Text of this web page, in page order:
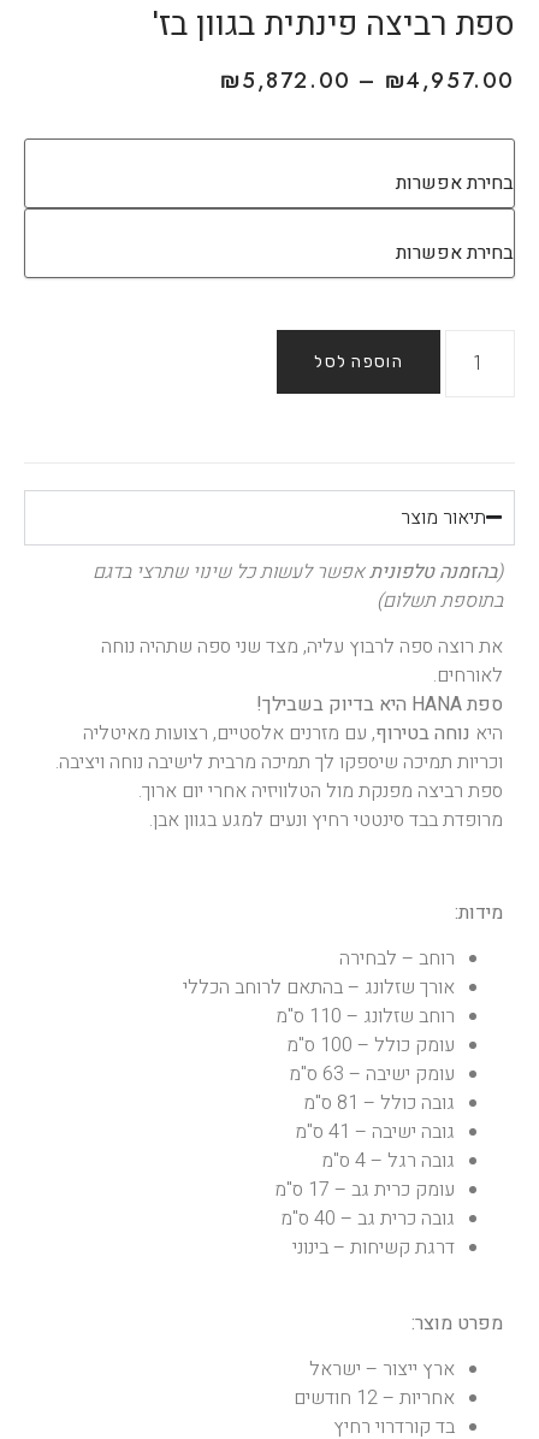
ספת רביצה פינתית בגוון בז'
₪4,957.00
–
₪5,872.00
הוספה לסל
תיאור מוצר
(בהזמנה טלפוניתאפשר לעשות כל שינוי שתרצי בדגם
בתוספת תשלום)
את רוצה ספה לרבוץ עליה, מצד שני ספה שתהיה נוחה
לאורחים.
ספת HANA היא בדיוק בשבילך!
היא נוחה בטירוף, עם מזרנים אלסטיים, רצועות מאיטליה
וכריות תמיכה שיספקו לך תמיכה מרבית לישיבה נוחה ויציבה.
ספת רביצה מפנקת מול הטלוויזיה אחרי יום ארוך.
מרופדת בבד סינטטי רחיץ ונעים למגע בגוון אבן.
מידות:
רוחב – לבחירה
אורך שזלונג – בהתאם לרוחב הכללי
רוחב שזלונג – 110 ס"מ
עומק כולל – 100 ס"מ
עומק ישיבה – 63 ס"מ
גובה כולל – 81 ס"מ
גובה ישיבה – 41 ס"מ
גובה רגל – 4 ס"מ
עומק כרית גב – 17 ס"מ
גובה כרית גב – 40 ס"מ
דרגת קשיחות – בינוני
מפרט מוצר:
ארץ ייצור – ישראל
אחריות – 12 חודשים
בד קורדרוי רחיץ